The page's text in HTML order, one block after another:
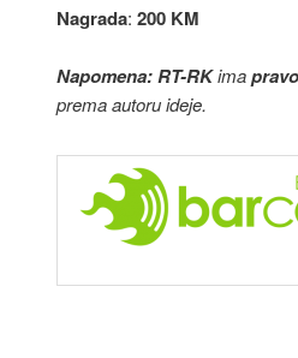
Nagrada: 200 KM
Napomena: RT-RKimapravo
prema autoru ideje.